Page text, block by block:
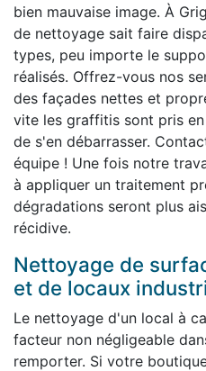
bien mauvaise image. À
de nettoyage sait faire
types, peu importe le
réalisés. Offrez-vous nos
des façades nettes et
vite les graffitis sont pris
de s'en débarrasser.
équipe ! Une fois notre
à appliquer un traitement
dégradations seront plus
récidive.
Nettoyage de
et de locaux
Le nettoyage d'un local à
facteur non négligeable
remporter. Si votre